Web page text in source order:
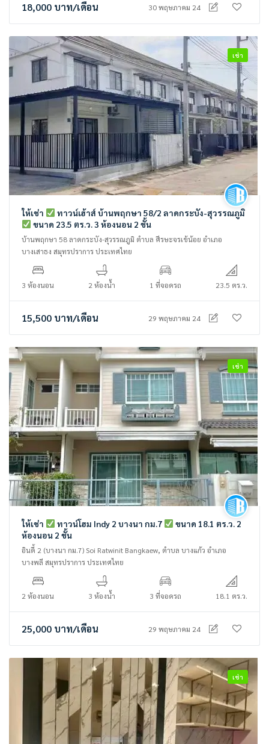
18,000 บาท/เดือน 30 พฤษภาคม 24
เช่า
ให้เช่า
ทาวน์เฮ้าส์ บ้านพฤกษา 58/2 ลาดกระบัง-สุวรรณภูมิ
ขนาด 23.5 ตร.ว. 3 ห้องนอน 2 ชั้น
บ้านพฤกษา 58 ลาดกระบัง-สุวรรณภูมิ ตำบล ศีรษะจรเข้น้อย อำเภอ
บางเสาธง สมุทรปราการ ประเทศไทย
3 ห้องนอน 2 ห้องน้ำ 1 ที่จอดรถ 23.5 ตร.ว.
15,500 บาท/เดือน 29 พฤษภาคม 24
เช่า
ให้เช่า ทาวน์โฮม Indy 2 บางนา กม.7
ขนาด 18.1 ตร.ว. 2
ห้องนอน 2 ชั้น
อินดี้ 2 (บางนา กม.7) Soi Ratwinit Bangkaew, ตำบล บางแก้ว อำเภอ
บางพลี สมุทรปราการ ประเทศไทย
2 ห้องนอน 3 ห้องน้ำ 3 ที่จอดรถ 18.1 ตร.ว.
25,000 บาท/เดือน 29 พฤษภาคม 24
เช่า